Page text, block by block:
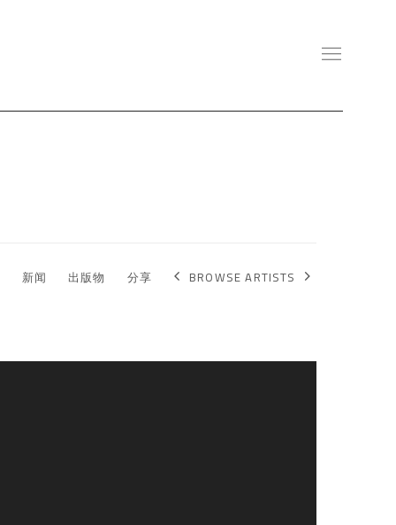
新闻 出版物 分享 BROWSE ARTISTS